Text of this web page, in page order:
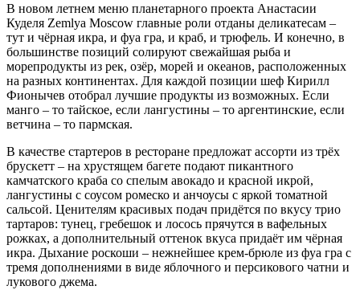
В новом летнем меню планетарного проекта Анастасии
Куделя Zemlya Moscow главные роли отданы деликатесам –
тут и чёрная икра, и фуа гра, и краб, и трюфель. И конечно, в
большинстве позиций солируют свежайшая рыба и
морепродукты из рек, озёр, морей и океанов, расположенных
на разных континентах. Для каждой позиции шеф Кирилл
Фионычев отобрал лучшие продукты из возможных. Если
манго – то тайское, если лангустины – то аргентинские, если
ветчина – то пармская.
В качестве стартеров в ресторане предложат ассорти из трёх
брускетт – на хрустящем багете подают пикантного
камчатского краба со спелым авокадо и красной икрой,
лангустины с соусом ромеско и анчоусы с яркой томатной
сальсой. Ценителям красивых подач придётся по вкусу трио
тартаров: тунец, гребешок и лосось прячутся в вафельных
рожках, а дополнительный оттенок вкуса придаёт им чёрная
икра. Дыхание роскоши – нежнейшее крем-брюле из фуа гра с
тремя дополнениями в виде яблочного и персикового чатни и
лукового джема.